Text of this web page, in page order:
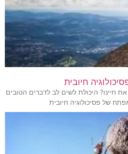
חיובית
חיינו? היכולת לשים לב לדברים הטובים
של פסיכולוגיה חיובית